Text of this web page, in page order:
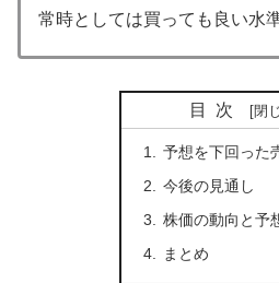
常時としては買っても良い水準
目次
予想を下回った
今後の見通し
株価の動向と予
まとめ